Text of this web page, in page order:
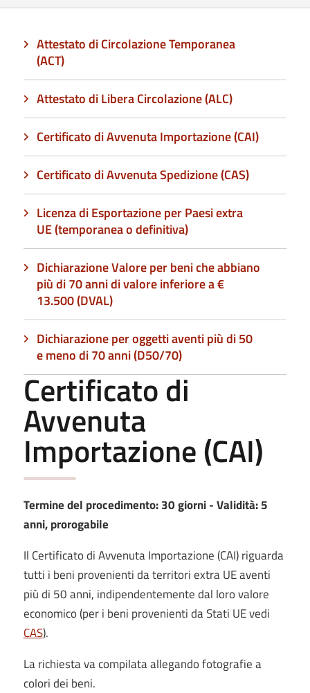
Attestato di Circolazione Temporanea
(ACT)
Attestato di Libera Circolazione (ALC)
Certificato di Avvenuta Importazione (CAI)
Certificato di Avvenuta Spedizione (CAS)
Licenza di Esportazione per Paesi extra
UE (temporanea o definitiva)
Dichiarazione Valore per beni che abbiano
più di 70 anni di valore inferiore a €
13.500 (DVAL)
Dichiarazione per oggetti aventi più di 50
e meno di 70 anni (D50/70)
Certificato di
Avvenuta
Importazione (CAI)
Termine del procedimento: 30 giorni - Validità: 5
anni, prorogabile
Il Certificato di Avvenuta Importazione (CAI) riguarda
tutti i beni provenienti da territori extra UE aventi
più di 50 anni, indipendentemente dal loro valore
economico (per i beni provenienti da Stati UE vedi
CAS).
La richiesta va compilata allegando fotografie a
colori dei beni.